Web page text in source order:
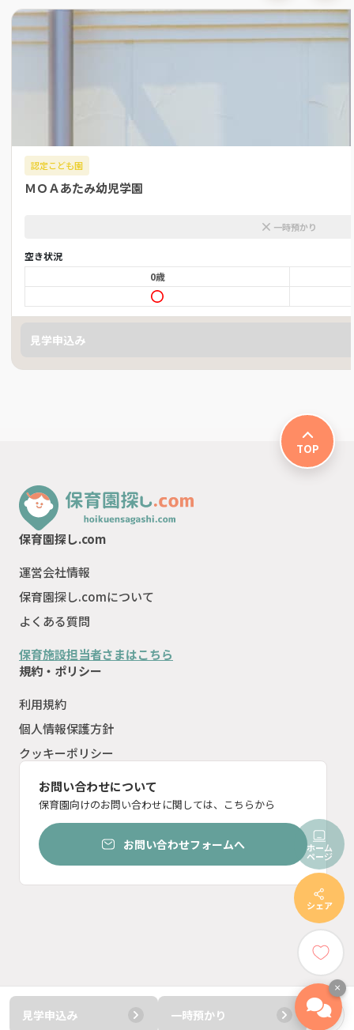
認定こども園
ＭＯＡあたみ幼児学園
一時預かり
空き状況
0歳
見学申込み
シェア
ホーム
ページ
見学申込み 一時預かり
TOP
保育園探し.com
運営会社情報
保育園探し.comについて
よくある質問
保育施設担当者さまはこちら
規約・ポリシー
利用規約
個人情報保護方針
クッキーポリシー
お問い合わせについて
保育園向けのお問い合わせに関しては、こちらから
お問い合わせフォームへ
© ︎2023 ten inc.
×